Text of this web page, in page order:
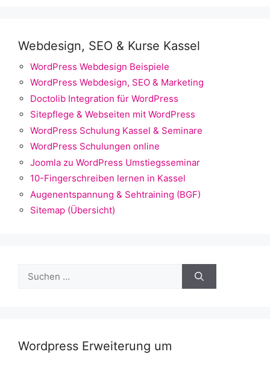
Webdesign, SEO & Kurse Kassel
WordPress Webdesign Beispiele
WordPress Webdesign, SEO & Marketing
Doctolib Integration für WordPress
Sitepflege & Webseiten mit WordPress
WordPress Schulung Kassel & Seminare
WordPress Schulungen online
Joomla zu WordPress Umstiegsseminar
10-Fingerschreiben lernen in Kassel
Augenentspannung & Sehtraining (BGF)
Sitemap (Übersicht)
nach:
Wordpress Erweiterung um